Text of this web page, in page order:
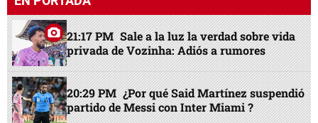
21:17 PM Sale a la luz la verdad sobre vida
privada de Vozinha: Adiós a rumores
20:29 PM ¿Por qué Said Martínez suspendió
partido de Messi con Inter Miami ?